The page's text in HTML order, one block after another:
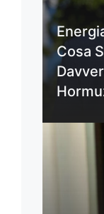
Cosa